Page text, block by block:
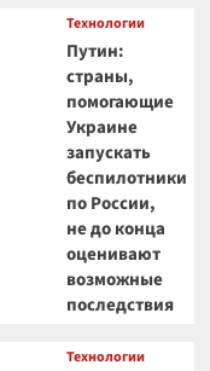
Технологии
Путин:
страны,
помогающие
Украине
запускать
беспилотники
по России,
не до конца
оценивают
возможные
последствия
Технологии